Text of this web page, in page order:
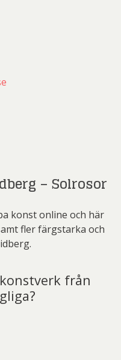
– Solrosor
konst online och här
fler färgstarka och
från